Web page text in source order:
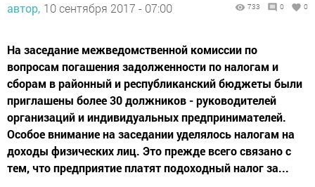
автор, 10 сентября 2017 - 07:00 733 0 0
На заседание межведомственной комиссии по
вопросам погашения задолженности по налогам и
сборам в районный и республиканский бюджеты были
приглашены более 30 должников - руководителей
организаций и индивидуальных предпринимателей.
Особое внимание на заседании уделялось налогам на
доходы физических лиц. Это прежде всего связано с
тем, что предприятие платят подоходный налог за...